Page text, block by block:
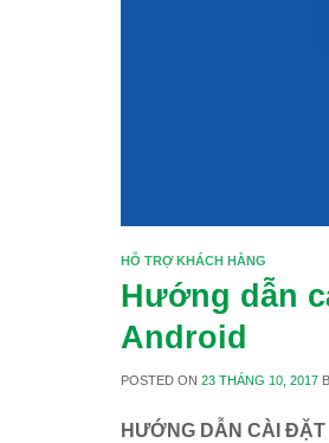
HỖ TRỢ KHÁCH HÀNG
Hướng dẫn
Android
POSTED ON23 THÁNG 10, 2017
HƯỚNG DẪN CÀI